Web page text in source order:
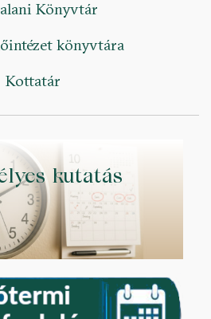
Könyvtár
könyvtára
Kottatár
kutatás